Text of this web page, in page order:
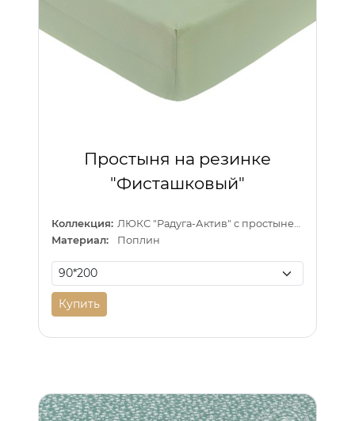
Простыня на резинке
"Фисташковый"
Коллекция:
Материал:
Поплин
Купить